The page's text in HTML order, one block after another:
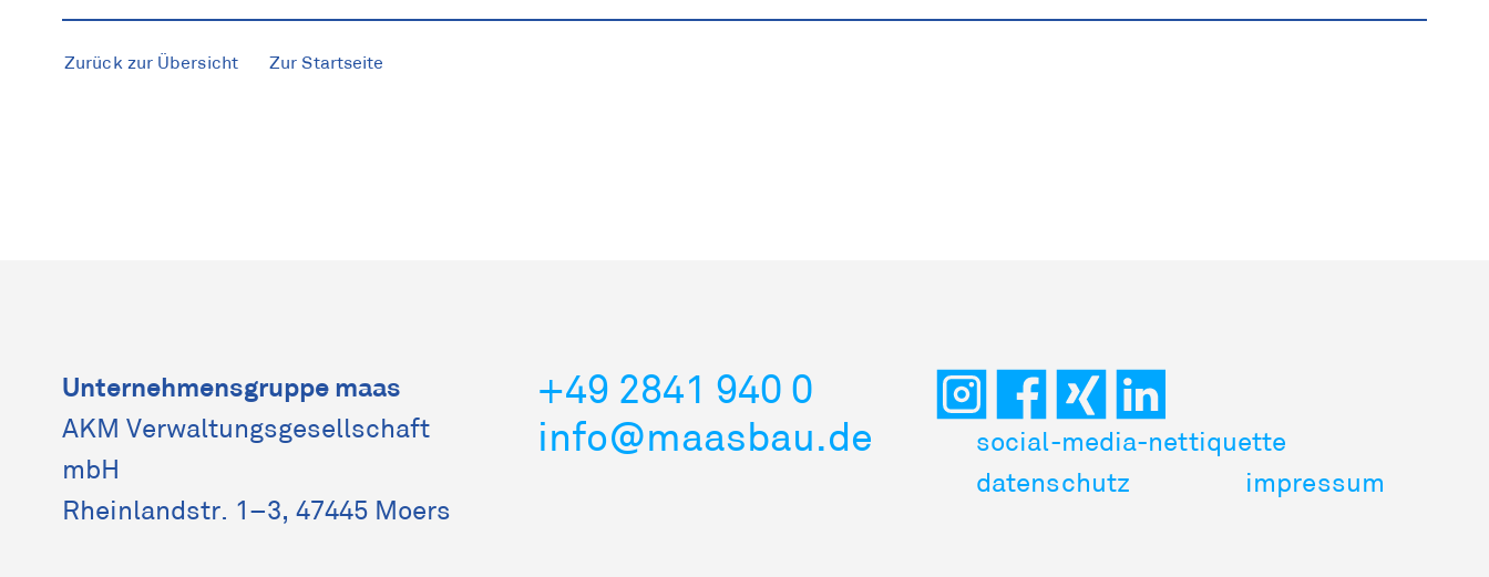
Zurück zur Übersicht Zur Startseite
Unternehmensgruppe maas
AKM Verwaltungs­gesellschaft
mbH
Rheinlandstr. 1–3, 47445 Moers
+49 2841 940 0
info@maasbau.de
social-media-nettiquette
datenschutz
impressum